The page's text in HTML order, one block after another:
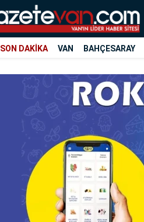
SON DAKİKA VAN BAHÇESARAY